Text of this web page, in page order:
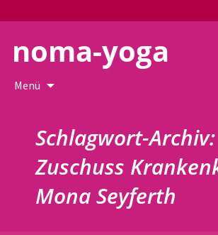
noma-yoga
Menü
Schlagwort-Archiv:
Zuschuss
Mona Seyferth